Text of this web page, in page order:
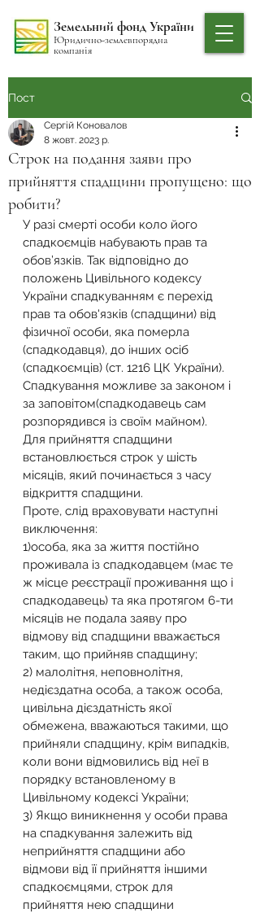
Земельний фонд України
Юридично-землевпорядна
компанія
Пост
Строк на подання заяви про
прийняття спадщини пропущено: що
робити?
Сергій Коновалов
8 жовт. 2023 р.
У разі смерті особи коло його
спадкоємців набувають прав та
обов’язків. Так відповідно до
положень Цивільного кодексу
України спадкуванням є перехід
прав та обов'язків (спадщини) від
фізичної особи, яка померла
(спадкодавця), до інших осіб
(спадкоємців) (ст. 1216 ЦК України).
Спадкування можливе за законом і
за заповітом(спадкодавець сам
розпорядився із своїм майном).
Для прийняття спадщини
встановлюється строк у шість
місяців, який починається з часу
відкриття спадщини.
Проте, слід враховувати наступні
виключення:
1)особа, яка за життя постійно
проживала із спадкодавцем (має те
ж місце реєстрації проживання що і
спадкодавець) та яка протягом 6-ти
місяців не подала заяву про
відмову від спадщини вважається
таким, що прийняв спадщину;
2) малолітня, неповнолітня,
недієздатна особа, а також особа,
цивільна дієздатність якої
обмежена, вважаються такими, що
прийняли спадщину, крім випадків,
коли вони відмовились від неї в
порядку встановленому в
Цивільному кодексі України;
3) Якщо виникнення у особи права
на спадкування залежить від
неприйняття спадщини або
відмови від її прийняття іншими
спадкоємцями, строк для
прийняття нею спадщини